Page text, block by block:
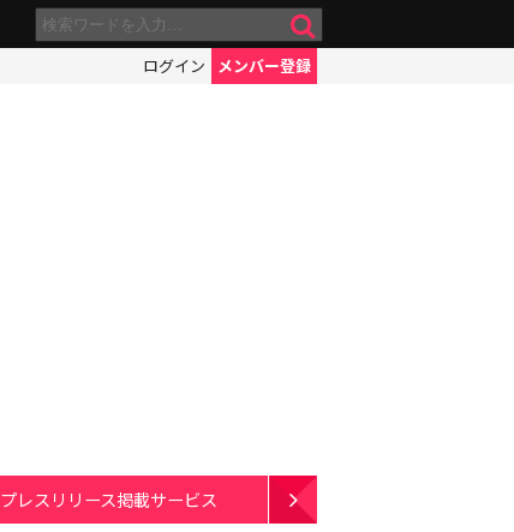
ログイン メンバー登録
プレスリリース掲載サービス